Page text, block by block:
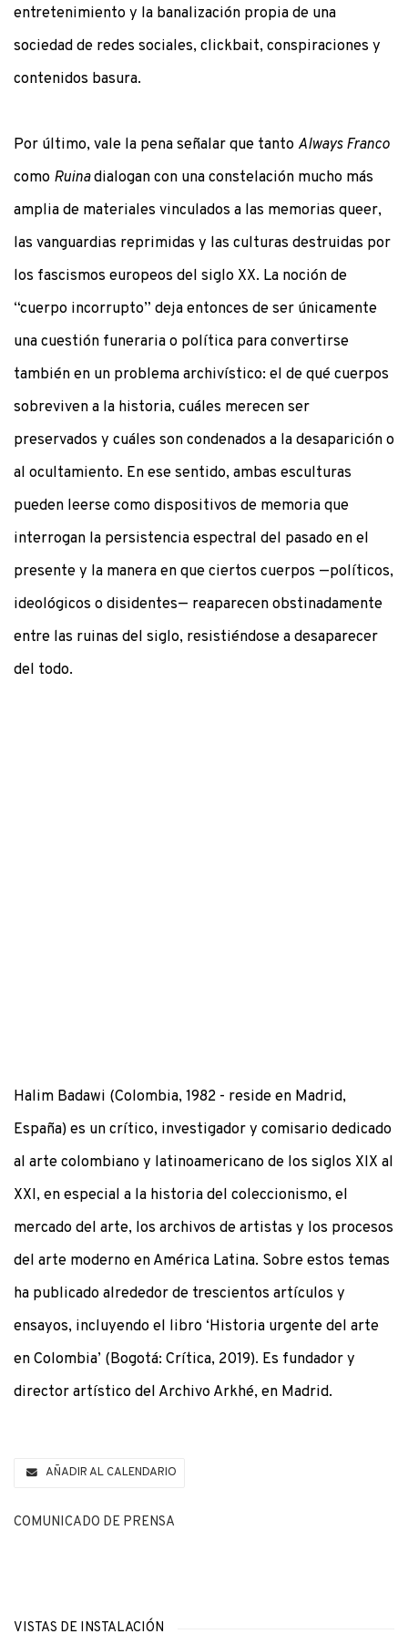
entretenimiento y la banalización propia de una
sociedad de redes sociales, clickbait, conspiraciones y
contenidos basura.
Por último, vale la pena señalar que tanto Always Franco
como Ruinadialogan con una constelación mucho más
amplia de materiales vinculados a las memorias queer,
las vanguardias reprimidas y las culturas destruidas por
los fascismos europeos del siglo XX. La noción de
“cuerpo incorrupto” deja entonces de ser únicamente
una cuestión funeraria o política para convertirse
también en un problema archivístico: el de qué cuerpos
sobreviven a la historia, cuáles merecen ser
preservados y cuáles son condenados a la desaparición o
al ocultamiento. En ese sentido, ambas esculturas
pueden leerse como dispositivos de memoria que
interrogan la persistencia espectral del pasado en el
presente y la manera en que ciertos cuerpos —políticos,
ideológicos o disidentes— reaparecen obstinadamente
entre las ruinas del siglo, resistiéndose a desaparecer
del todo.
Halim Badawi (Colombia, 1982 - reside en Madrid,
España) es un crítico, investigador y comisario dedicado
al arte colombiano y latinoamericano de los siglos XIX al
XXI, en especial a la historia del coleccionismo, el
mercado del arte, los archivos de artistas y los procesos
del arte moderno en América Latina. Sobre estos temas
ha publicado alrededor de trescientos artículos y
ensayos, incluyendo el libro ‘Historia urgente del arte
en Colombia’ (Bogotá: Crítica, 2019). Es fundador y
director artístico del Archivo Arkhé, en Madrid.
AÑADIR AL CALENDARIO
COMUNICADO DE PRENSA
VISTAS DE INSTALACIÓN